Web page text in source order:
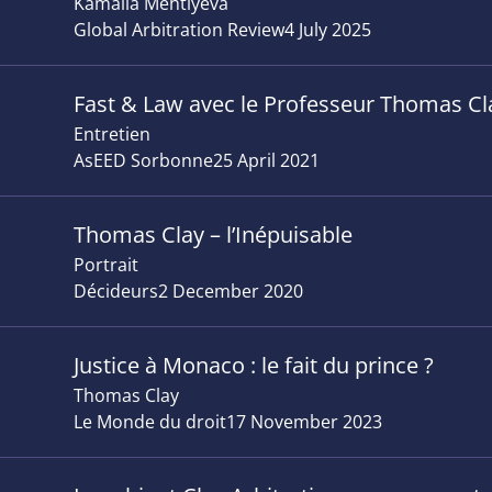
Global Arbitration Review4 July 2025
Fast & Law avec le Professeur Thomas
Entretien
AsEED Sorbonne25 April 2021
Thomas Clay – l’Inépuisable
Portrait
Décideurs2 December 2020
Justice à Monaco : le fait du prince ?
Thomas Clay
Le Monde du droit17 November 2023